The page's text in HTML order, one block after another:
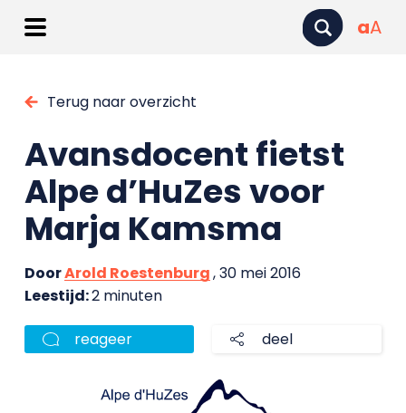
aA
Terug naar overzicht
Avansdocent fietst
Alpe d’HuZes voor
Marja Kamsma
DoorArold Roestenburg, 30 mei 2016
Leestijd:2 minuten
reageer deel